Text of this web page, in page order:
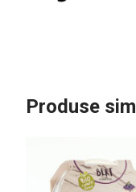
Produse